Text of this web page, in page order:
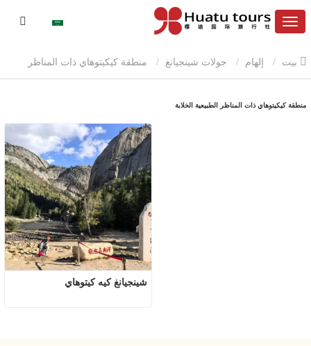
إلهام جولات شينجيانغ منطقة كيكيتوهاي ذات المناظر
منطقة كيكيتوهاي ذات المناظر الطبيعية الخلابة
شينجيانغ كيه كيتوهاي